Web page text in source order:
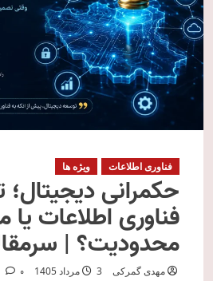
فناوری اطلاعات ویژه ها
حکمرانی
فناوری اطلاعات یا
محدودیت؟ |
مهدی گمرکی 3 مرداد 1405 0